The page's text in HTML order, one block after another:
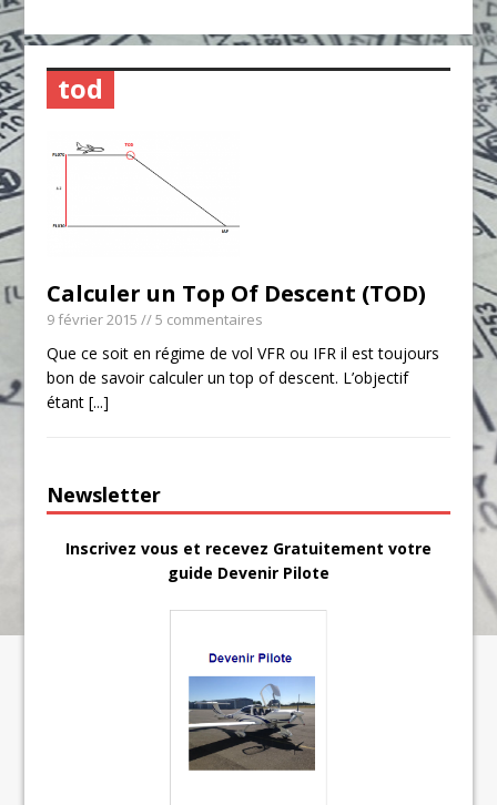
tod
Calculer un Top Of Descent (TOD)
9 février 2015 // 5 commentaires
Que ce soit en régime de vol VFR ou IFR il est toujours
bon de savoir calculer un top of descent. L’objectif
étant[...]
Newsletter
Inscrivez vous et recevez Gratuitement votre
guide Devenir Pilote